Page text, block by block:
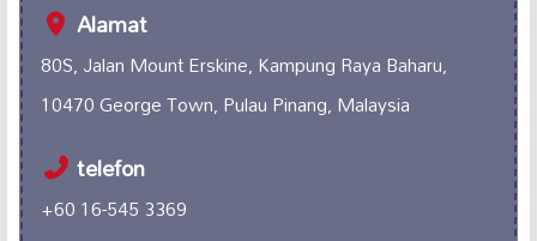
Alamat
80S, Jalan Mount Erskine, Kampung Raya Baharu,
10470 George Town, Pulau Pinang, Malaysia
telefon
+60 16-545 3369